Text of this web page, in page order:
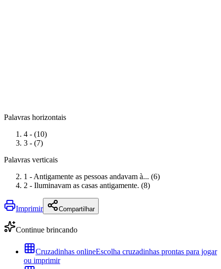
Palavras horizontais
4 - (10)
3 - (7)
Palavras verticais
1 - Antigamente as pessoas andavam à... (6)
2 - Iluminavam as casas antigamente. (8)
Imprimir Compartilhar
Continue brincando
Cruzadinhas onlineEscolha cruzadinhas prontas para jogar
ou imprimir